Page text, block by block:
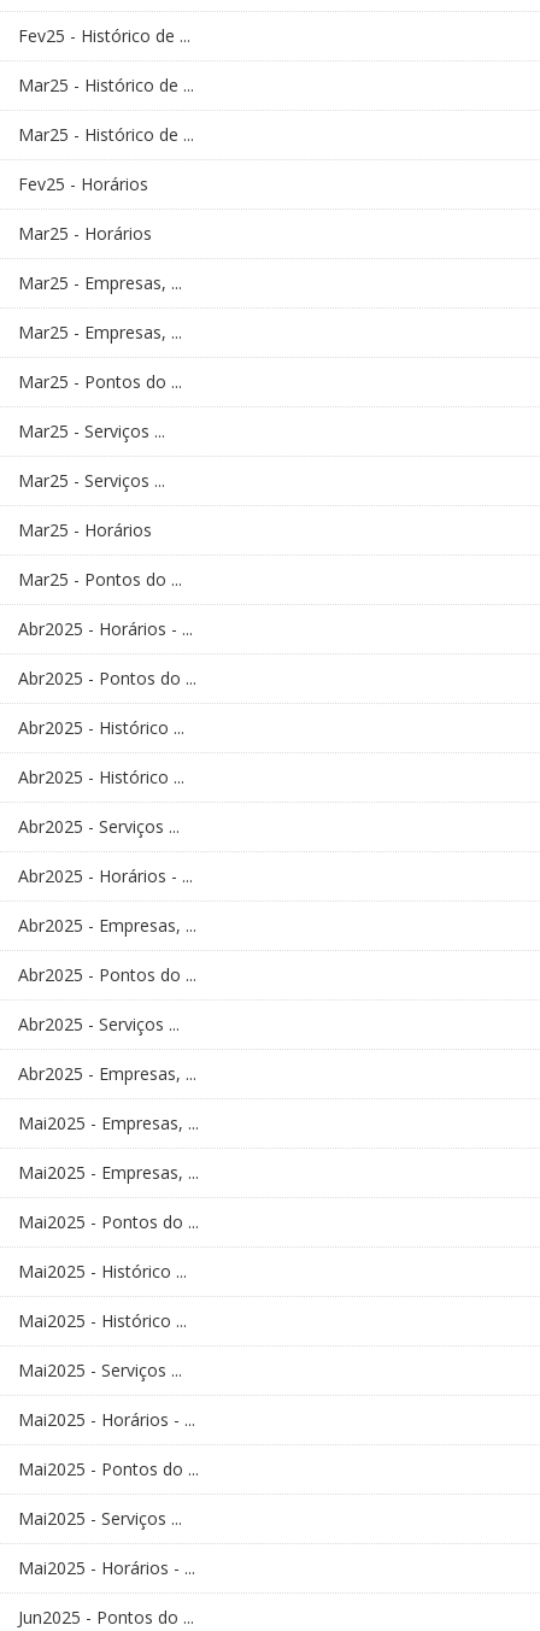
Fev25 - Histórico de ...
Mar25 - Histórico de ...
Mar25 - Histórico de ...
Fev25 - Horários
Mar25 - Horários
Mar25 - Empresas, ...
Mar25 - Empresas, ...
Mar25 - Pontos do ...
Mar25 - Serviços ...
Mar25 - Serviços ...
Mar25 - Horários
Mar25 - Pontos do ...
Abr2025 - Horários - ...
Abr2025 - Pontos do ...
Abr2025 - Histórico ...
Abr2025 - Histórico ...
Abr2025 - Serviços ...
Abr2025 - Horários - ...
Abr2025 - Empresas, ...
Abr2025 - Pontos do ...
Abr2025 - Serviços ...
Abr2025 - Empresas, ...
Mai2025 - Empresas, ...
Mai2025 - Empresas, ...
Mai2025 - Pontos do ...
Mai2025 - Histórico ...
Mai2025 - Histórico ...
Mai2025 - Serviços ...
Mai2025 - Horários - ...
Mai2025 - Pontos do ...
Mai2025 - Serviços ...
Mai2025 - Horários - ...
Jun2025 - Pontos do ...